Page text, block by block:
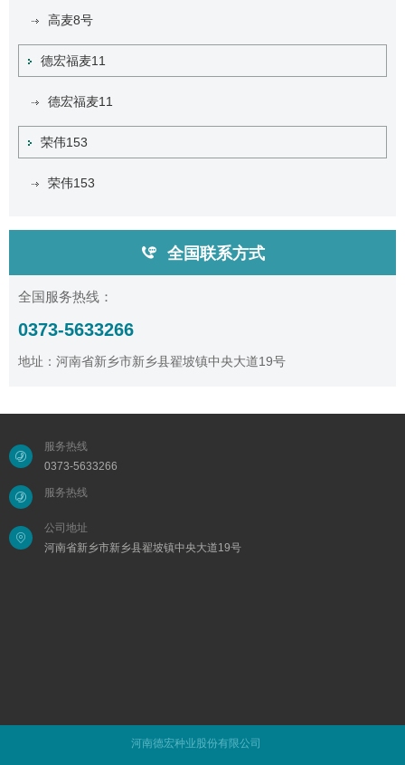
高麦8号
德宏福麦11
德宏福麦11
荣伟153
荣伟153
全国联系方式
全国服务热线：
0373-5633266
地址：河南省新乡市新乡县翟坡镇中央大道19号
服务热线
0373-5633266
服务热线
公司地址
河南省新乡市新乡县翟坡镇中央大道19号
河南德宏种业股份有限公司